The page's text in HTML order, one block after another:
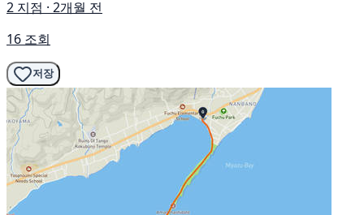
2 지점 · 2개월 전
16 조회
저장